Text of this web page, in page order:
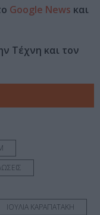
Google News και
Τέχνη και τον
ΙΟΥΛΙΑ ΚΑΡΑΠΑΤΑΚΗ